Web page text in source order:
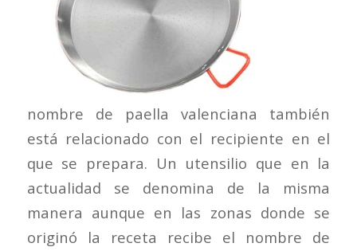
nombre de paella valenciana también
está relacionado con el recipiente en el
que se prepara. Un utensilio que en la
actualidad se denomina de la misma
manera aunque en las zonas donde se
originó la receta recibe el nombre de